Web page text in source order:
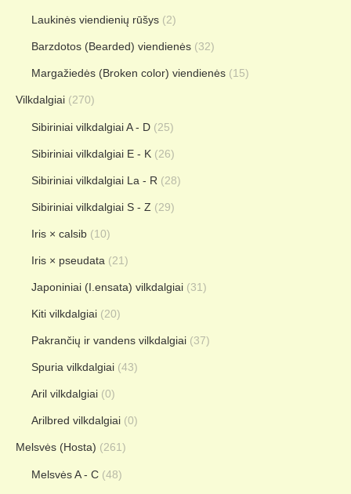
Laukinės viendienių rūšys (2)
Barzdotos (Bearded) viendienės (32)
Margažiedės (Broken color) viendienės (15)
Vilkdalgiai (270)
Sibiriniai vilkdalgiai A - D (25)
Sibiriniai vilkdalgiai E - K (26)
Sibiriniai vilkdalgiai La - R (28)
Sibiriniai vilkdalgiai S - Z (29)
Iris × calsib (10)
Iris × pseudata (21)
Japoniniai (I.ensata) vilkdalgiai (31)
Kiti vilkdalgiai (20)
Pakrančių ir vandens vilkdalgiai (37)
Spuria vilkdalgiai (43)
Aril vilkdalgiai (0)
Arilbred vilkdalgiai (0)
Melsvės (Hosta) (261)
Melsvės A - C (48)